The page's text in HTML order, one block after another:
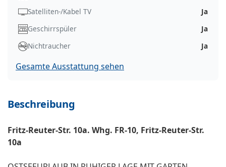
Satelliten-/Kabel TV
Ja
Geschirrspüler
Ja
Nichtraucher
Ja
Gesamte Ausstattung sehen
Beschreibung
Fritz-Reuter-Str. 10a. Whg. FR-10, Fritz-Reuter-Str.
10a